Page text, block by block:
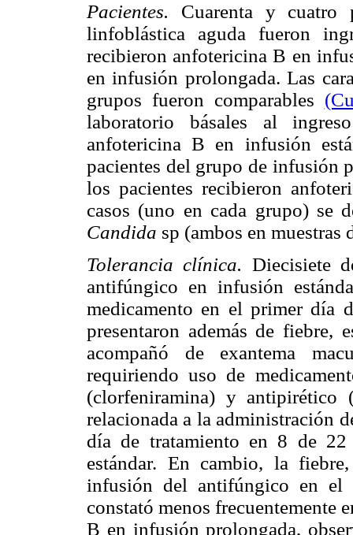
Pacientes. Cuarenta y cuatro
linfoblástica aguda fueron
recibieron anfotericina B en
en infusión prolongada. Las
grupos fueron comparables
laboratorio básales al
anfotericina B en infusión
pacientes del grupo de infusión
los pacientes recibieron
casos (uno en cada grupo) se
Candida sp (ambos en muestras
Tolerancia clínica. Diecisiete
antifúngico en infusión
medicamento en el primer día
presentaron además de
acompañó de exantema
requiriendo uso de
(clorfeniramina) y antipirético
relacionada a la administración
día de tratamiento en 8 de
estándar. En cambio, la
infusión del antifúngico en
constató menos frecuentemente
B en infusión prolongada,